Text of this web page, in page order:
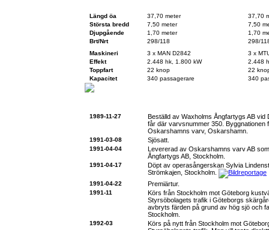
Längd öa
37,70 meter
37,70
Största bredd
7,50 meter
7,50
Djupgående
1,70 meter
1,70
Brt/Nrt
298/118
298/
Maskineri
3 x MAN D2842
3 x
Effekt
2.448 hk, 1.800 kW
2.448
Toppfart
22 knop
22
Kapacitet
340 passagerare 340
1989-11-27
Beställd av Waxholms Ångfartygs AB vid
får där varvsnummer 350. Byggnationen
Oskarshamns varv, Oskarshamn.
1991-03-08 Sjösatt.
1991-04-04
Levererad av Oskarshamns varv AB
Ångfartygs AB, Stockholm.
1991-04-17
Döpt av operasångerskan Sylvia
Strömkajen, Stockholm.
1991-04-22 Premiärtur.
1991-11
Körs från Stockholm mot Göteborg
Styrsöbolagets trafik i Göteborgs
avbryts färden på grund av hög sjö och
Stockholm.
1992-03
Körs på nytt från Stockholm mot